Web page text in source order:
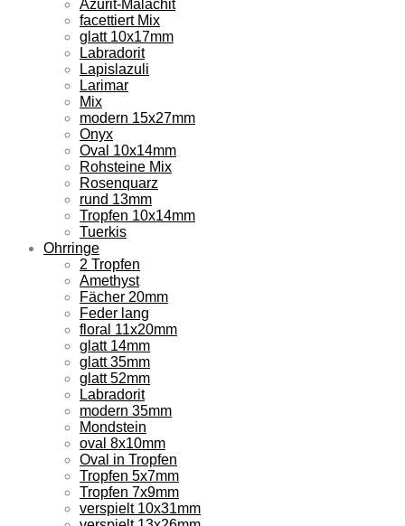
Azurit-Malachit
facettiert Mix
glatt 10x17mm
Labradorit
Lapislazuli
Larimar
Mix
modern 15x27mm
Onyx
Oval 10x14mm
Rohsteine Mix
Rosenquarz
rund 13mm
Tropfen 10x14mm
Tuerkis
Ohrringe
2 Tropfen
Amethyst
Fächer 20mm
Feder lang
floral 11x20mm
glatt 14mm
glatt 35mm
glatt 52mm
Labradorit
modern 35mm
Mondstein
oval 8x10mm
Oval in Tropfen
Tropfen 5x7mm
Tropfen 7x9mm
verspielt 10x31mm